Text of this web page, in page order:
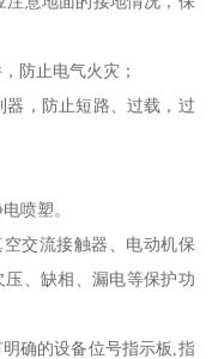
防止电气火灾；
器，防止短路、过载，过
喷塑。
交流接触器、电动机保
、缺相、漏电等保护功
确的设备位号指示板,指